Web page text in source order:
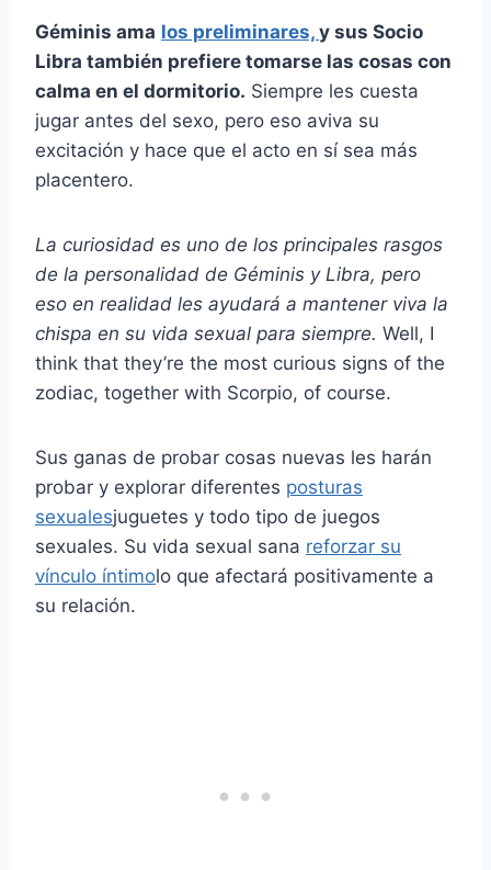
Géminis ama los preliminares, y sus Socio
Libra también prefiere tomarse las cosas con
calma en el dormitorio. Siempre les cuesta
jugar antes del sexo, pero eso aviva su
excitación y hace que el acto en sí sea más
placentero.
La curiosidad es uno de los principales rasgos
de la personalidad de Géminis y Libra, pero
eso en realidad les ayudará a mantener viva la
chispa en su vida sexual para siempre. Well, I
think that they’re the most curious signs of the
zodiac, together with Scorpio, of course.
Sus ganas de probar cosas nuevas les harán
probar y explorar diferentes posturas
sexualesjuguetes y todo tipo de juegos
sexuales. Su vida sexual sana reforzar su
vínculo íntimolo que afectará positivamente a
su relación.